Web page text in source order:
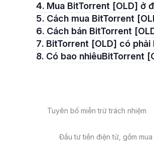
4. Mua BitTorrent [OLD] ở
5. Cách mua BitTorrent
6. Cách bán BitTorrent
7. BitTorrent [OLD] có
8. Có bao nhiêuBitTorrent
Tuyên bố miễn trừ trách nhiệm
Đầu tư tiền điện tử, gồm